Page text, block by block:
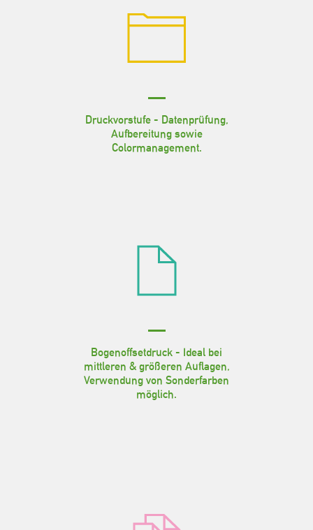
Druckvorstufe - Datenprüfung,
Aufbereitung sowie
Colormanagement.
Bogenoffsetdruck - Ideal bei
mittleren & größeren Auflagen,
Verwendung von Sonderfarben
möglich.